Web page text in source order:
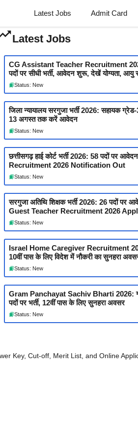
Latest Jobs Admit Card
Latest Jobs
CG Assistant Teacher Recruitment
पदों पर सीधी भर्ती, आवेदन शुरू, देखें योग्यता, आयु
Status: New
जिला न्यायालय सरगुजा भर्ती 2026: सहायक
13 अगस्त तक करें आवेदन
Status: New
छत्तीसगढ़ हाई कोर्ट भर्ती 2026: 58 पदों पर
Recruitment 2026 Notification Out
Status: New
सरगुजा अतिथि शिक्षक भर्ती 2026: 26 पदों
Guest Teacher Recruitment 2026
Status: New
Israel Home Caregiver Recruitment
10वीं पास के लिए विदेश में नौकरी का सुनहरा
Status: New
Gram Panchayat Sachiv Bharti 2026:
पदों पर भर्ती, 12वीं पास के लिए सुनहरा अवसर
Status: New
Key, Cut-off, Merit List, and Online